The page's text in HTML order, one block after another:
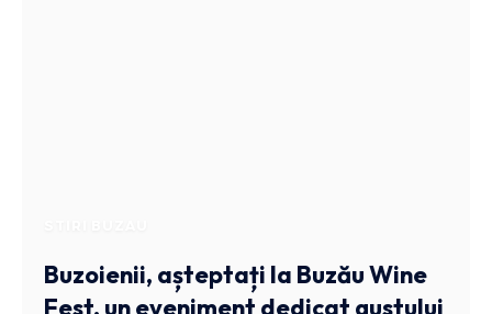
Buzoienii, așteptați la Buzău Wine